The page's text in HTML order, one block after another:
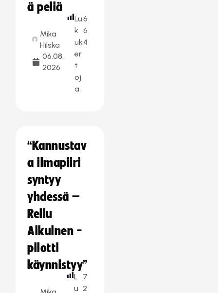
ä peliä
Mika
Hilska
06.08.
2026
Lu
k
uk
er
t
oj
a:
6
6
4
“Kannustav
a ilmapiiri
syntyy
yhdessä –
Reilu
Aikuinen -
pilotti
käynnistyy”
L
u
7
2